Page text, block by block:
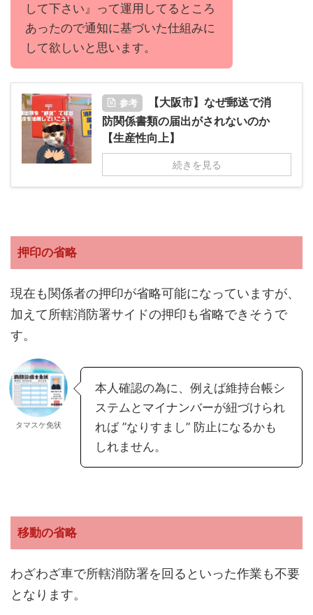
して下さい』って運用してるところ
あったので通知に基づいた仕組みに
して欲しいと思います。
参考
【大阪市】なぜ郵送で消
防関係書類の届出がされないのか
【生産性向上】
続きを見る
押印の省略
現在も関係者の押印が省略可能になっていますが、
加えて所轄消防署サイドの押印も省略できそうで
す。
タマスケ免状
本人確認の為に、例えば維持台帳シ
ステムとマイナンバーが紐づけられ
れば ”なりすまし” 防止になるかも
しれません。
移動の省略
わざわざ車で所轄消防署を回るといった作業も不要
となります。